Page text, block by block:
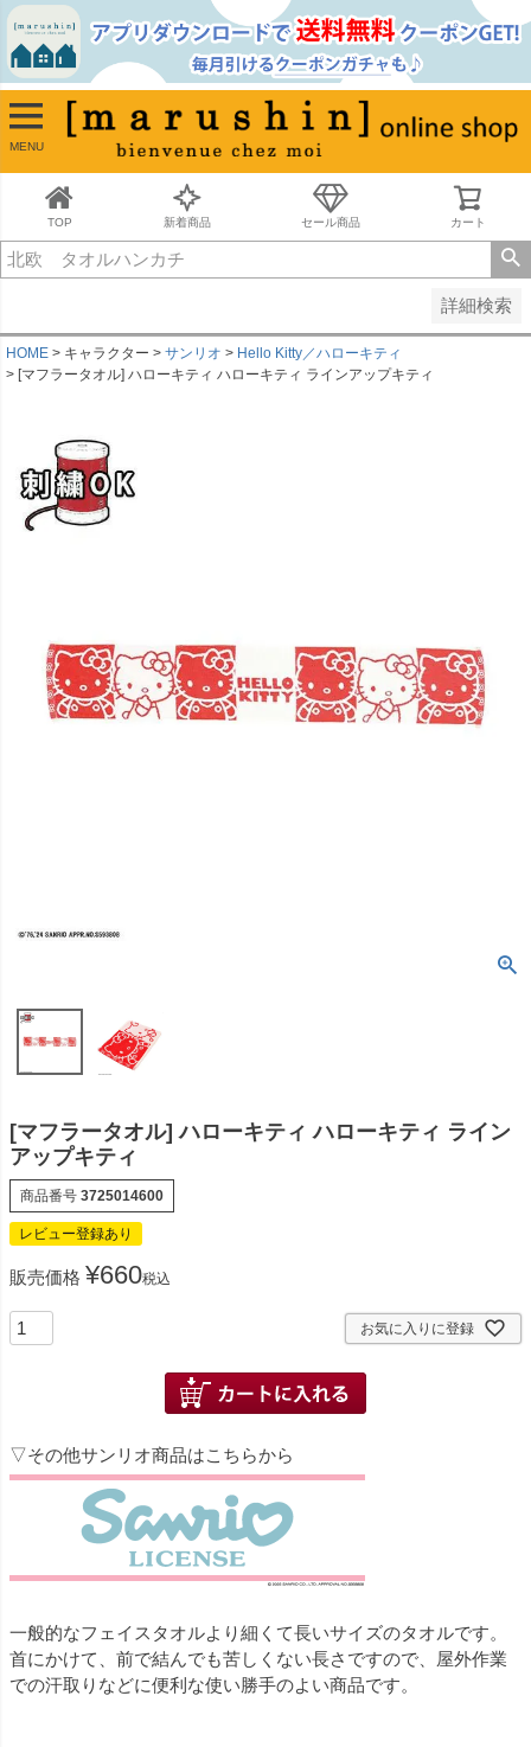
MENU
TOP 新着商品 セール商品 カート
詳細検索
並び順
新着順
古い順
価格が安い順
価格が高い順
キーワードヒット順
HOME キャラクター サンリオ
Hello Kitty／ハローキティ
[マフラータオル] ハローキティ ハローキティ ラインアップキティ
[マフラータオル] ハローキティ ハローキティ ライン
アップキティ
商品番号 3725014600
レビュー登録あり
販売価格 ¥660税込
お気に入りに登録
▽その他サンリオ商品はこちらから
一般的なフェイスタオルより細くて長いサイズのタオルです。
首にかけて、前で結んでも苦しくない長さですので、屋外作業
での汗取りなどに便利な使い勝手のよい商品です。